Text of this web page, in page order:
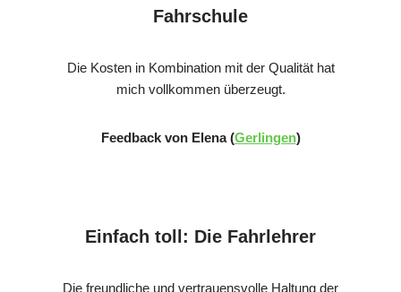
Fahrschule
Die Kosten in Kombination mit der Qualität hat
mich vollkommen überzeugt.
Feedback von Elena (Gerlingen)
Einfach toll: Die Fahrlehrer
Die freundliche und vertrauensvolle Haltung der